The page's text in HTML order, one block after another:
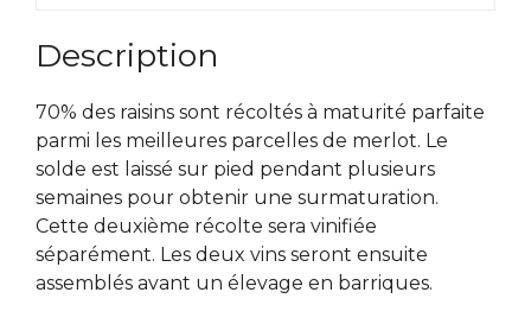
Description
70% des raisins sont récoltés à maturité parfaite
parmi les meilleures parcelles de merlot. Le
solde est laissé sur pied pendant plusieurs
semaines pour obtenir une surmaturation.
Cette deuxième récolte sera vinifiée
séparément. Les deux vins seront ensuite
assemblés avant un élevage en barriques.